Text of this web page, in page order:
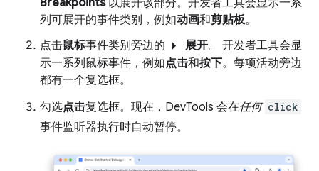
Breakpoints以展开该部分。开发者工具会显示一系
列可展开的事件类别，例如动画和剪贴板。
点击鼠标事件类别旁边的 arrow_right 展开。 开发者工具会显
示一系列鼠标事件，例如点击和按下。每项活动旁边
都有一个复选框。
勾选点击复选框。现在，DevTools 会在任何 click
事件监听器执行时自动暂停。